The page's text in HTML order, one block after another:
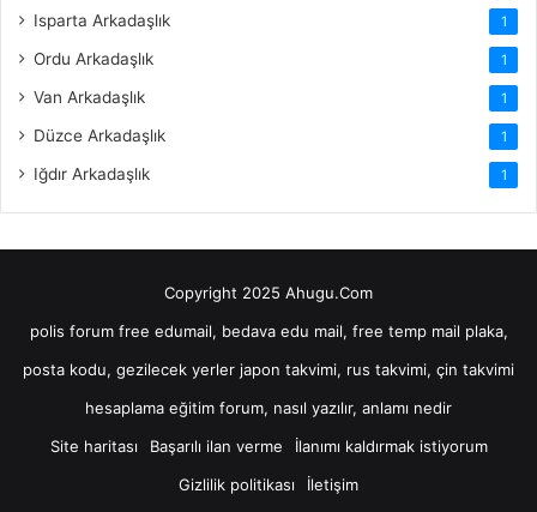
Isparta Arkadaşlık 1
Ordu Arkadaşlık 1
Van Arkadaşlık 1
Düzce Arkadaşlık 1
Iğdır Arkadaşlık 1
Copyright 2025 Ahugu.Com
polis forum free edumail, bedava edu mail, free temp mail plaka,
posta kodu, gezilecek yerler japon takvimi, rus takvimi, çin takvimi
hesaplama eğitim forum, nasıl yazılır, anlamı nedir
Site haritası
Başarılı ilan verme
İlanımı kaldırmak istiyorum
Gizlilik politikası
İletişim